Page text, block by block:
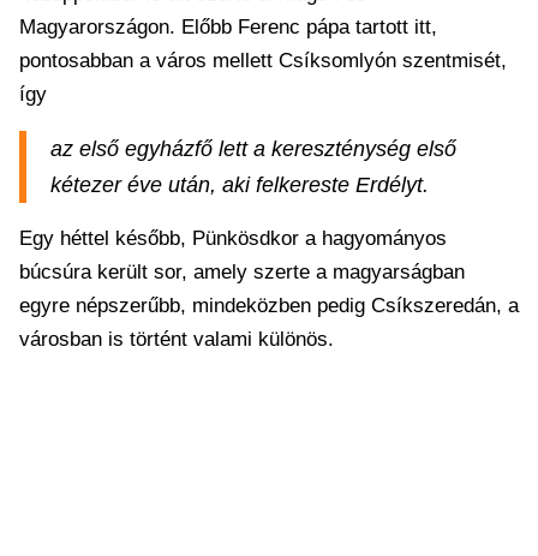
Magyarországon. Előbb Ferenc pápa tartott itt,
pontosabban a város mellett Csíksomlyón szentmisét,
így
az első egyházfő lett a kereszténység első
kétezer éve után, aki felkereste Erdélyt.
Egy héttel később, Pünkösdkor a hagyományos
búcsúra került sor, amely szerte a magyarságban
egyre népszerűbb, mindeközben pedig Csíkszeredán, a
városban is történt valami különös.